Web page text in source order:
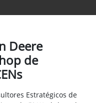
Deere
de
Estratégicos de